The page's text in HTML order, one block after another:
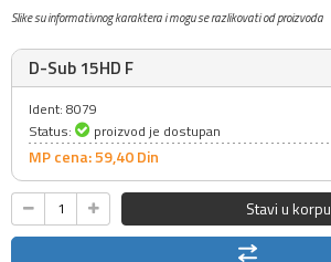
Slike su informativnog karaktera i mogu se razlikovati od proizvoda
D-Sub 15HD F
Ident: 8079
Status:
proizvod je dostupan
MP cena: 59,40Din
Stavi u korpu